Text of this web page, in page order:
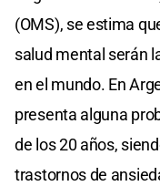
(OMS), se estima
salud mental serán
en el mundo. En
presenta alguna
de los 20 años,
trastornos de